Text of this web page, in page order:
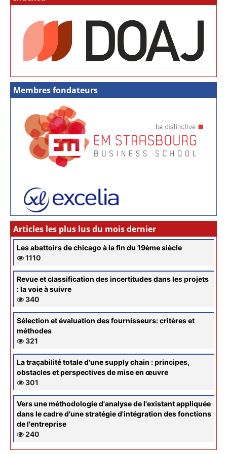
Membres fondateurs
Articles les plus lus du mois dernier
Les abattoirs de chicago à la fin du 19ème siècle
1110
Revue et classification des incertitudes dans les projets
: la voie à suivre
340
Sélection et évaluation des fournisseurs: critères et
méthodes
321
La traçabilité totale d'une supply chain : principes,
obstacles et perspectives de mise en œuvre
301
Vers une méthodologie d'analyse de l'existant appliquée
dans le cadre d'une stratégie d'intégration des fonctions
de l'entreprise
240